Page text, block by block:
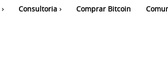
Consultoria Comprar Bitcoin